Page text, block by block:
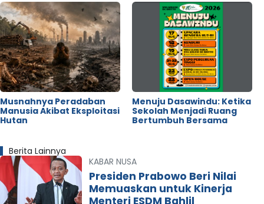
Musnahnya Peradaban
Manusia Akibat Eksploitasi
Hutan
Menuju Dasawindu: Ketika
Sekolah Menjadi Ruang
Bertumbuh Bersama
Berita Lainnya
KABAR NUSA
Presiden Prabowo Beri Nilai
Memuaskan untuk Kinerja
Menteri ESDM Bahlil